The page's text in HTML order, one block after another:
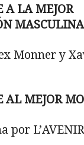
A LA MEJOR
MASCULINA
Monner y
AL MEJOR
por